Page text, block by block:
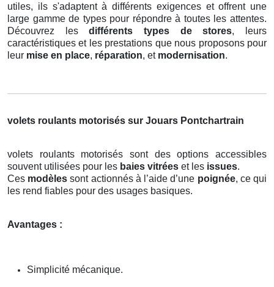
utiles, ils s'adaptent à différents exigences et offrent une
large gamme de types pour répondre à toutes les attentes.
Découvrez lesdifférents types de stores, leurs
caractéristiques et les prestations que nous proposons pour
leur mise en place, réparation, et modernisation.
volets roulants motorisés sur Jouars Pontchartrain
volets roulants motorisés sont des options accessibles
souvent utilisées pour les baies vitrées et les issues.
Ces modèles sont actionnés à l’aide d’une poignée, ce qui
les rend fiables pour des usages basiques.
Avantages :
Simplicité mécanique.